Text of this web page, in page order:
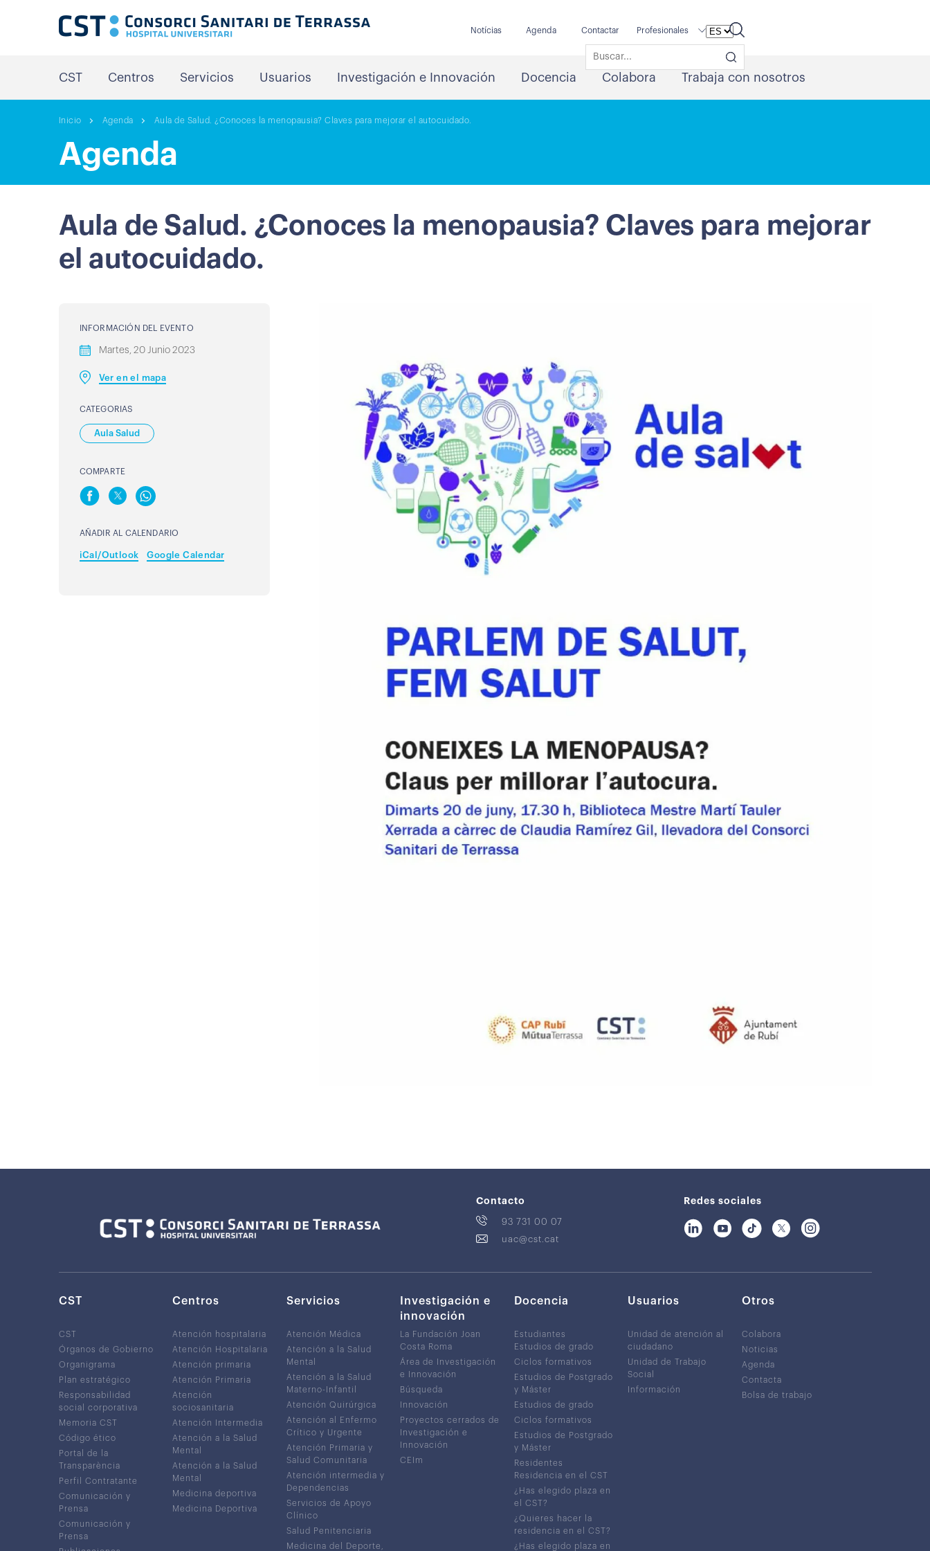
Notícias Agenda Contactar Profesionales
CST Centros Servicios Usuarios Investigación e Innovación Docencia Colabora Trabaja con nosotros
Inicio Agenda Aula de Salud. ¿Conoces la menopausia? Claves para mejorar el autocuidado.
Agenda
Aula de Salud. ¿Conoces la menopausia? Claves para mejorar
el autocuidado.
INFORMACIÓN DEL EVENTO
Martes, 20 Junio 2023
Ver en el mapa
CATEGORIAS
Aula Salud
COMPARTE
AÑADIR AL CALENDARIO
iCal/Outlook Google Calendar
Contacto
93 731 00 07
uac@cst.cat
Redes sociales
CST
CST
Órganos de Gobierno
Organigrama
Plan estratégico
Responsabilidad
social corporativa
Memoria CST
Código ético
Portal de la
Transparència
Perfil Contratante
Comunicación y
Prensa
Comunicación y
Prensa
Centros
Atención hospitalaria
Atención Hospitalaria
Atención primaria
Atención Primaria
Atención
sociosanitaria
Atención Intermedia
Atención a la Salud
Mental
Atención a la Salud
Mental
Medicina deportiva
Medicina Deportiva
Servicios
Atención Médica
Atención a la Salud
Mental
Atención a la Salud
Materno-Infantil
Atención Quirúrgica
Atención al Enfermo
Crítico y Urgente
Atención Primaria y
Salud Comunitaria
Atención intermedia y
Dependencias
Servicios de Apoyo
Clínico
Salud Penitenciaria
Medicina del Deporte,
Investigación e
innovación
La Fundación Joan
Costa Roma
Área de Investigación
e Innovación
Búsqueda
Innovación
Proyectos cerrados de
Investigación e
Innovación
CEIm
Docencia
Estudiantes
Estudios de grado
Ciclos formativos
Estudios de Postgrado
y Máster
Estudios de grado
Ciclos formativos
Estudios de Postgrado
y Máster
Residentes
Residencia en el CST
¿Has elegido plaza en
el CST?
¿Quieres hacer la
residencia en el CST?
¿Has elegido plaza en
Usuarios
Unidad de atención al
ciudadano
Unidad de Trabajo
Social
Información
Otros
Colabora
Noticias
Agenda
Contacta
Bolsa de trabajo